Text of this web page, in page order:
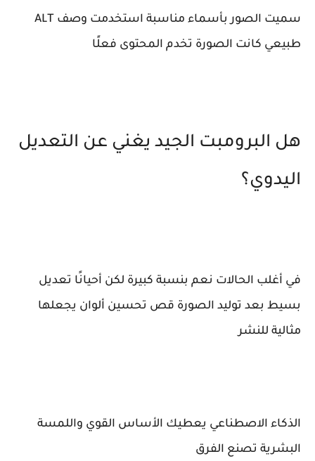
سميت الصور بأسماء مناسبة استخدمت وصف ALT
طبيعي كانت الصورة تخدم المحتوى فعلًا
هل البرومبت الجيد يغني عن التعديل
اليدوي؟
في أغلب الحالات نعم بنسبة كبيرة لكن أحيانًا تعديل
بسيط بعد توليد الصورة قص تحسين ألوان يجعلها
مثالية للنشر
الذكاء الاصطناعي يعطيك الأساس القوي واللمسة
البشرية تصنع الفرق